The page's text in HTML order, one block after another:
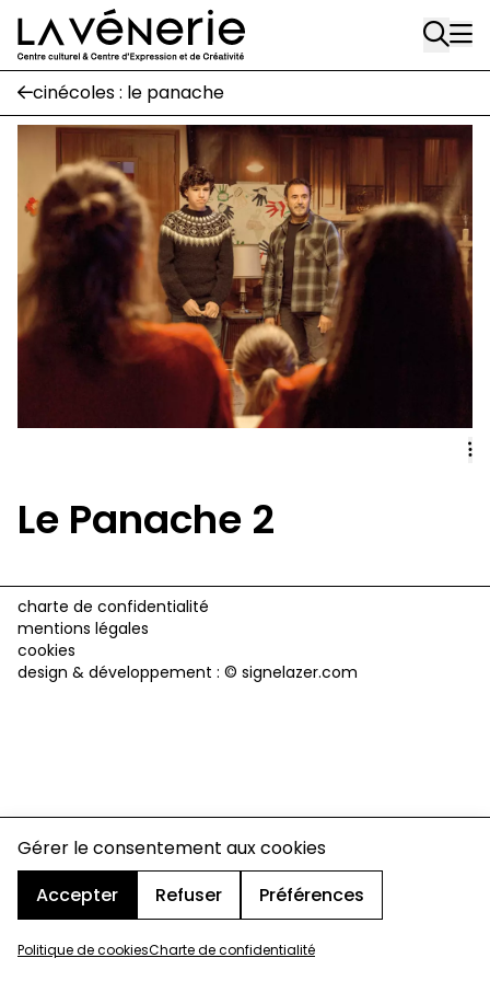
Gérer le consentement aux cookies
Accepter
Refuser Préférences
Politique de cookiesCharte de confidentialité
Aller au contenu principal
Rue Gratès, 3
1170 Watermael-Boitsfort
02 663 85 50
Écuries
Place Gilson, 3
1170 Watermael-Boitsfort
02 663 85 50
suivez-nous
Journal Vénerie- version papier
Newsletter
cinécoles : le panache
Le Panache 2
charte de confidentialité
mentions légales
cookies
design & développement : © signelazer.com